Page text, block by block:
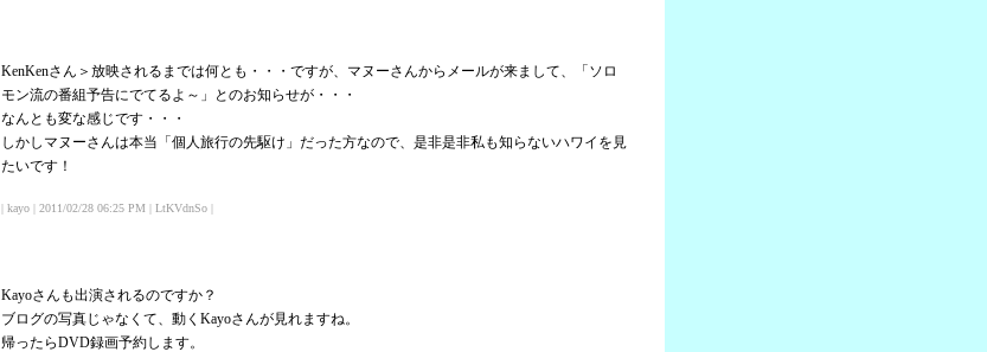
KenKenさん＞放映されるまでは何とも・・・ですが、マヌーさんからメールが来まして、「ソロ
モン流の番組予告にでてるよ～」とのお知らせが・・・
なんとも変な感じです・・・
しかしマヌーさんは本当「個人旅行の先駆け」だった方なので、是非是非私も知らないハワイを見
たいです！
| kayo | 2011/02/28 06:25 PM | LtKVdnSo |
Kayoさんも出演されるのですか？
ブログの写真じゃなくて、動くKayoさんが見れますね。
帰ったらDVD録画予約します。